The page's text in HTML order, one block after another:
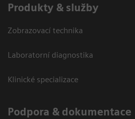
Produkty & služby
Zobrazovací technika
Laboratorní diagnostika
Klinické specializace
Podpora & dokumentace